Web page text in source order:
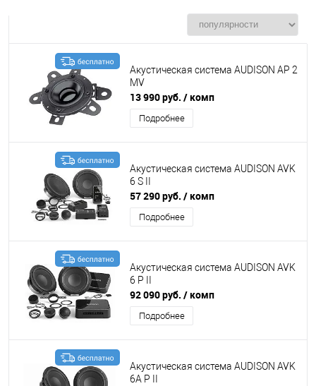
Акустическая система AUDISON AP 2
MV
13 990 руб. / комп
Подробнее
Акустическая система AUDISON AVK
6 S II
57 290 руб. / комп
Подробнее
Акустическая система AUDISON AVK
6 P II
92 090 руб. / комп
Подробнее
Акустическая система AUDISON AVK
6A P II